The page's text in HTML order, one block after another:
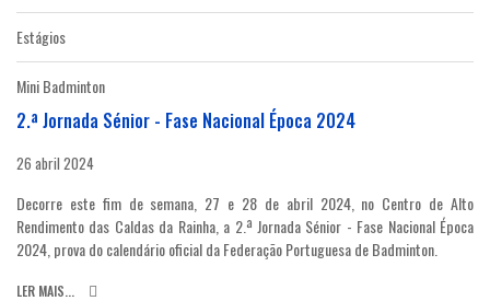
Estágios
Mini Badminton
2.ª Jornada Sénior - Fase Nacional Época 2024
26 abril 2024
Decorre este fim de semana, 27 e 28 de abril 2024, no Centro de Alto
Rendimento das Caldas da Rainha, a 2.ª Jornada Sénior - Fase Nacional Época
2024, prova do calendário oficial da Federação Portuguesa de Badminton.
LER MAIS...